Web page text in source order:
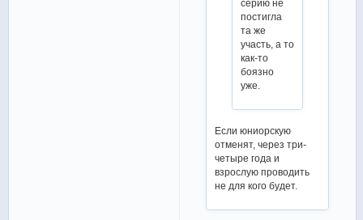
серию не
постигла
та же
участь, а то
как-то
боязно
уже.
Если юниорскую
отменят, через три-
четыре года и
взрослую проводить
не для кого будет.